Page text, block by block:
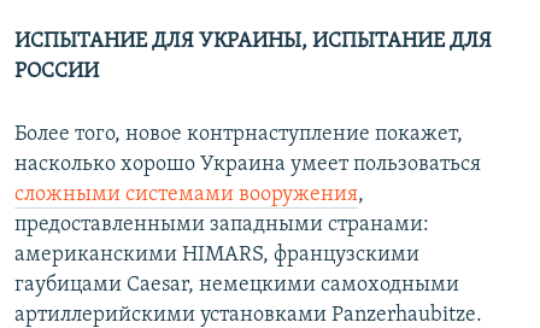
ИСПЫТАНИЕ ДЛЯ УКРАИНЫ, ИСПЫТАНИЕ ДЛЯ
РОССИИ
Более того, новое контрнаступление покажет,
насколько хорошо Украина умеет пользоваться
сложными системами вооружения,
предоставленными западными странами:
американскими HIMARS, французскими
гаубицами Caesar, немецкими самоходными
артиллерийскими установками Panzerhaubitze.